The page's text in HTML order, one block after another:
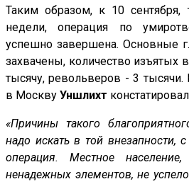
Таким образом, к 10
недели, операция по
успешно завершена. Основные
захвачены, количество изъятых
тысячу, револьверов - 3
в Москву Уншлихт
«Причины такого
надо искать в той внезапности,
операция. Местное
ненадежных элементов, не